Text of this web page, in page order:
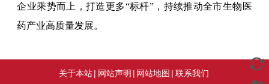
企业乘势而上，打造更多“标杆”，持续推动全市生物医
药产业高质量发展。
关于本站| 网站声明 | 网站地图 | 联系我们